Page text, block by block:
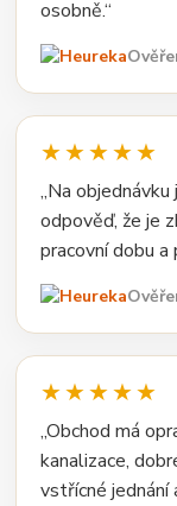
osobně.“
★★★★★
„Na
odpověď, že je
pracovní dobu a
★★★★★
„Obchod má
kanalizace,
vstřícné jednání